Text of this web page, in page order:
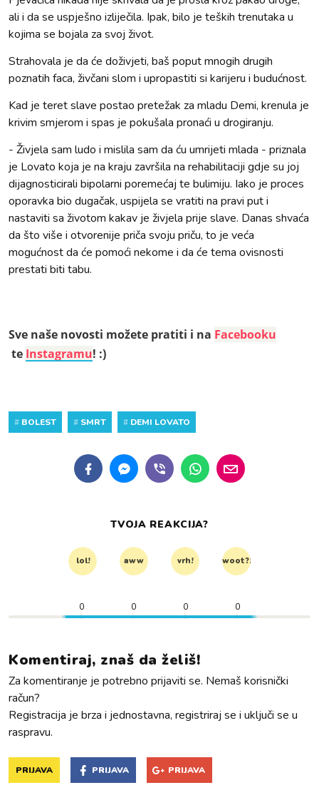
ali i da se uspješno izliječila. Ipak, bilo je teških trenutaka u
kojima se bojala za svoj život.
Strahovala je da će doživjeti, baš poput mnogih drugih
poznatih faca, živčani slom i upropastiti si karijeru i budućnost.
Kad je teret slave postao pretežak za mladu Demi, krenula je
krivim smjerom i spas je pokušala pronaći u drogiranju.
- Živjela sam ludo i mislila sam da ću umrijeti mlada - priznala
je Lovato koja je na kraju završila na rehabilitaciji gdje su joj
dijagnosticirali bipolarni poremećaj te bulimiju. Iako je proces
oporavka bio dugačak, uspijela se vratiti na pravi put i
nastaviti sa životom kakav je živjela prije slave. Danas shvaća
da što više i otvorenije priča svoju priču, to je veća
mogućnost da će pomoći nekome i da će tema ovisnosti
prestati biti tabu.
Sve naše novosti možete pratiti i na Facebooku
te Instagramu! :)
# BOLEST # SMRT # DEMI LOVATO
TVOJA REAKCIJA?
lol! aww vrh! woot?!
0 0 0 0
Komentiraj, znaš da želiš!
Za komentiranje je potrebno prijaviti se. Nemaš korisnički
račun?
Registracija je brza i jednostavna, registriraj se i uključi se u
raspravu.
PRIJAVA PRIJAVA PRIJAVA